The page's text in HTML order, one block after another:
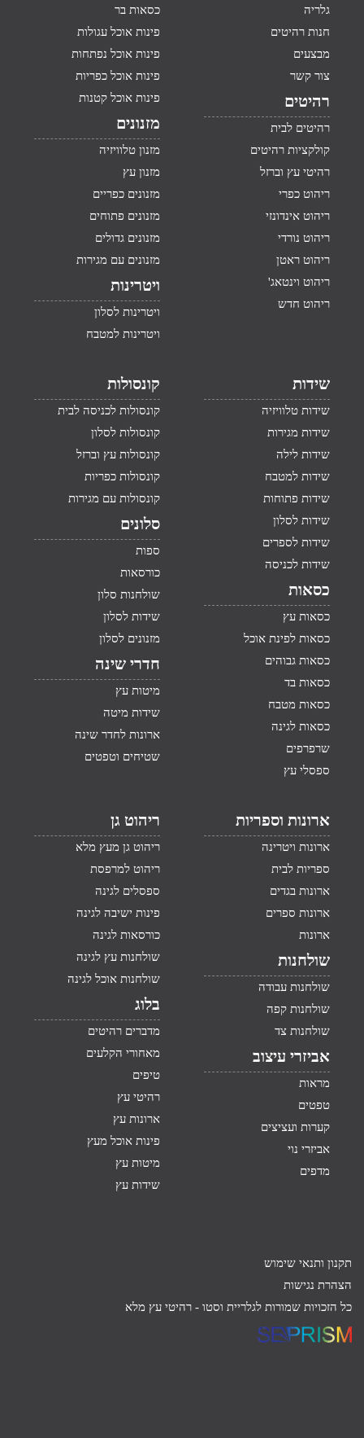
גלריה
חנות רהיטים
מבצעים
צור קשר
רהיטים
רהיטים לבית
קולקציות רהיטים
רהיטי עץ וברזל
ריהוט כפרי
ריהוט אינדונזי
ריהוט נורדי
ריהוט ראטן
ריהוט וינטאג'
ריהוט חדש
כסאות בר
פינות אוכל עגולות
פינות אוכל נפתחות
פינות אוכל כפריות
פינות אוכל קטנות
מזנונים
מזנון טלוויזיה
מזנון עץ
מזנונים כפריים
מזנונים פתוחים
מזנונים גדולים
מזנונים עם מגירות
ויטרינות
ויטרינות לסלון
ויטרינות למטבח
שידות
שידות טלוויזיה
שידות מגירות
שידות לילה
שידות למטבח
שידות פתוחות
שידות לסלון
שידות לספרים
שידות לכניסה
כסאות
כסאות עץ
כסאות לפינת אוכל
כסאות גבוהים
כסאות בד
כסאות מטבח
כסאות לגינה
שרפרפים
ספסלי עץ
קונסולות
קונסולות לכניסה לבית
קונסולות לסלון
קונסולות עץ וברזל
קונסולות כפריות
קונסולות עם מגירות
סלונים
ספות
כורסאות
שולחנות סלון
שידות לסלון
מזנונים לסלון
חדרי שינה
מיטות עץ
שידות מיטה
ארונות לחדר שינה
שטיחים וטפטים
ארונות וספריות
ארונות ויטרינה
ספריות לבית
ארונות בגדים
ארונות ספרים
ארונות
שולחנות
שולחנות עבודה
שולחנות קפה
שולחנות צד
אביזרי עיצוב
מראות
טפטים
קערות ועציצים
אביזרי נוי
מדפים
ריהוט גן
ריהוט גן מעץ מלא
ריהוט למרפסת
ספסלים לגינה
פינות ישיבה לגינה
כורסאות לגינה
שולחנות עץ לגינה
שולחנות אוכל לגינה
בלוג
מדברים רהיטים
מאחורי הקלעים
טיפים
רהיטי עץ
ארונות עץ
פינות אוכל מעץ
מיטות עץ
שידות עץ
תקנון ותנאי שימוש
הצהרת נגישות
כל הזכויות שמורות לגלריית וסטו - רהיטי עץ מלא